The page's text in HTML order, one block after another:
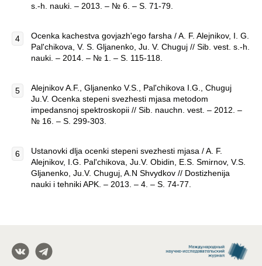
s.-h. nauki. – 2013. – № 6. – S. 71-79.
Ocenka kachestva govjazh'ego farsha / A. F. Alejnikov, I. G.
Pal'chikova, V. S. Gljanenko, Ju. V. Chuguj // Sib. vest. s.-h.
nauki. – 2014. – № 1. – S. 115-118.
Alejnikov A.F., Gljanenko V.S., Pal'chikova I.G., Chuguj
Ju.V. Ocenka stepeni svezhesti mjasa metodom
impedansnoj spektroskopii // Sib. nauchn. vest. – 2012. –
№ 16. – S. 299-303.
Ustanovki dlja ocenki stepeni svezhesti mjasa / A. F.
Alejnikov, I.G. Pal'chikova, Ju.V. Obidin, E.S. Smirnov, V.S.
Gljanenko, Ju.V. Chuguj, A.N Shvydkov // Dostizhenija
nauki i tehniki APK. – 2013. – 4. – S. 74-77.